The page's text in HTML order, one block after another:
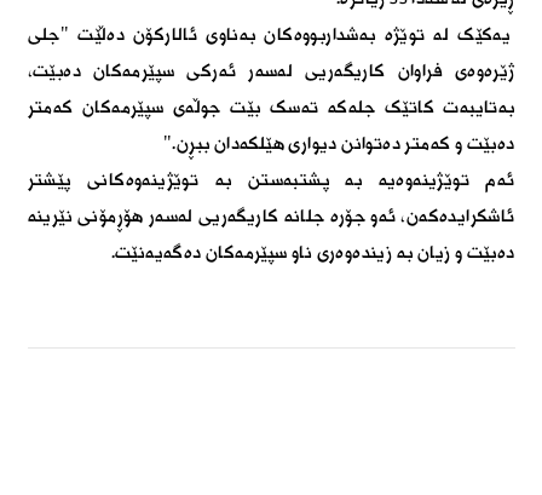
یەکێک لە توێژە بەشداربووەکان بەناوی ئالارکۆن دەڵێت "جلی
ژێرەوەی فراوان کاریگەریی لەسەر ئەرکی سپێرمەکان دەبێت،
بەتایبەت کاتێک جلەکە تەسک بێت جوڵەی سپێرمەکان کەمتر
دەبێت و کەمتر دەتوانن دیواری هێلکەدان ببڕن".
ئەم توێژینەوەیە بە پشتبەستن بە توێژینەوەکانی پێشتر
ئاشکرایدەکەن، ئەو جۆرە جلانە کاریگەریی لەسەر هۆڕمۆنی نێرینە
دەبێت و زیان بە زیندەوەری ناو سپێرمەکان دەگەیەنێت.